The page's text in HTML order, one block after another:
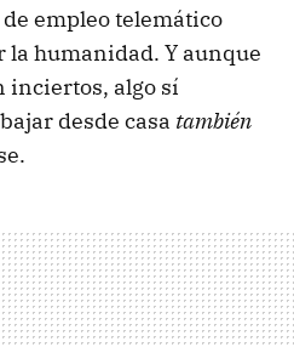
empleo telemático
humanidad. Y aunque
inciertos, algo sí
desde casa también